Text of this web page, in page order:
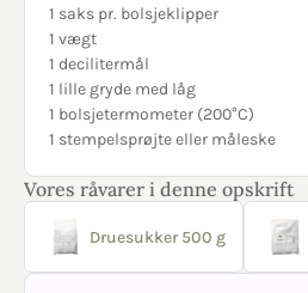
1 saks pr. bolsjeklipper
1 vægt
1 decilitermål
1 lille gryde med låg
1 bolsjetermometer (200°C)
1 stempelsprøjte eller måleske
Vores råvarer i denne opskrift
Druesukker 500 g